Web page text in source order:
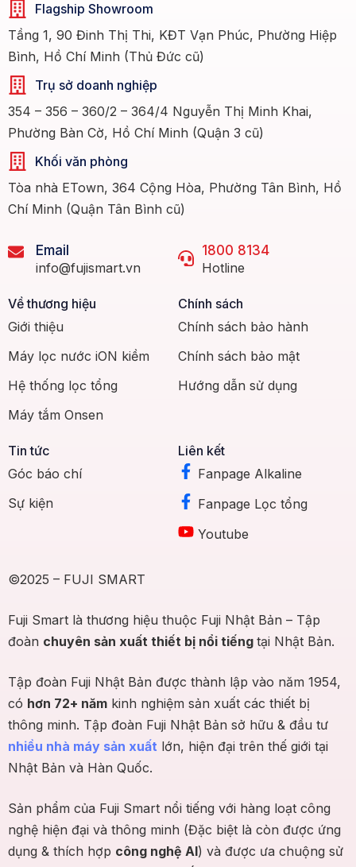
Flagship Showroom
Tầng 1, 90 Đinh Thị Thi, KĐT Vạn Phúc, Phường Hiệp
Bình, Hồ Chí Minh (Thủ Đức cũ)
Trụ sở doanh nghiệp
354 – 356 – 360/2 – 364/4 Nguyễn Thị Minh Khai,
Phường Bàn Cờ, Hồ Chí Minh (Quận 3 cũ)
Khối văn phòng
Tòa nhà ETown, 364 Cộng Hòa, Phường Tân Bình, Hồ
Chí Minh (Quận Tân Bình cũ)
1800 8134
Hotline
Email
info@fujismart.vn
Về thương hiệu
Giới thiệu
Máy lọc nước iON kiềm
Hệ thống lọc tổng
Máy tắm Onsen
Chính sách
Chính sách bảo hành
Chính sách bảo mật
Hướng dẫn sử dụng
Tin tức
Góc báo chí
Sự kiện
Liên kết
Fanpage Alkaline
Fanpage Lọc tổng
Youtube
©2025 – FUJI SMART
Fuji Smart là thương hiệu thuộc Fuji Nhật Bản – Tập
đoàn chuyên sản xuất thiết bị nổi tiếng tại Nhật Bản.
Tập đoàn Fuji Nhật Bản được thành lập vào năm 1954,
có hơn 72+ năm kinh nghiệm sản xuất các thiết bị
thông minh. Tập đoàn Fuji Nhật Bản sở hữu & đầu tư
nhiều nhà máy sản xuất lớn, hiện đại trên thế giới tại
Nhật Bản và Hàn Quốc.
Sản phẩm của Fuji Smart nổi tiếng với hàng loạt công
nghệ hiện đại và thông minh (Đặc biệt là còn được ứng
dụng & thích hợp công nghệ AI) và được ưa chuộng sử